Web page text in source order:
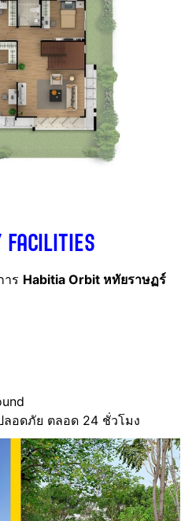
าร Habitia Orbit หทัยราษฏร์
ลอดภัย ตลอด 24 ชั่วโมง